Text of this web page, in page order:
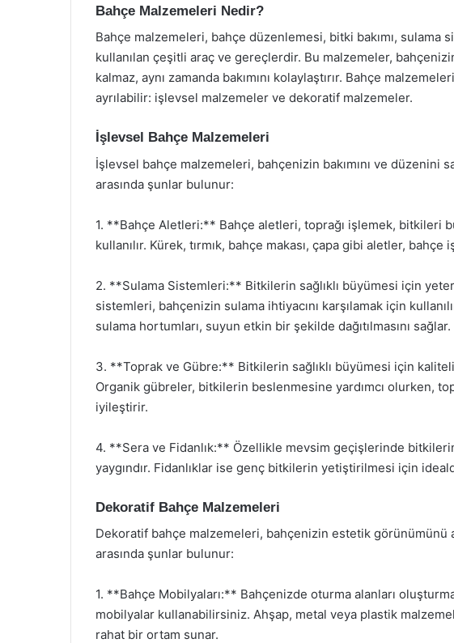
Bahçe Malzemeleri Nedir?
Bahçe malzemeleri, bahçe düzenlemesi, bitki bakımı, sulama
kullanılan çeşitli araç ve gereçlerdir. Bu malzemeler,
kalmaz, aynı zamanda bakımını kolaylaştırır. Bahçe
ayrılabilir: işlevsel malzemeler ve dekoratif malzemeler.
İşlevsel Bahçe Malzemeleri
İşlevsel bahçe malzemeleri, bahçenizin bakımını ve düzenini
arasında şunlar bulunur:
1. **Bahçe Aletleri:** Bahçe aletleri, toprağı işlemek, bitkileri
kullanılır. Kürek, tırmık, bahçe makası, çapa gibi aletler, bahçe
2. **Sulama Sistemleri:** Bitkilerin sağlıklı büyümesi için
sistemleri, bahçenizin sulama ihtiyacını karşılamak için
sulama hortumları, suyun etkin bir şekilde dağıtılmasını sağlar.
3. **Toprak ve Gübre:** Bitkilerin sağlıklı büyümesi için
Organik gübreler, bitkilerin beslenmesine yardımcı olurken,
iyileştirir.
4. **Sera ve Fidanlık:** Özellikle mevsim geçişlerinde
yaygındır. Fidanlıklar ise genç bitkilerin yetiştirilmesi için
Dekoratif Bahçe Malzemeleri
Dekoratif bahçe malzemeleri, bahçenizin estetik görünümünü
arasında şunlar bulunur:
1. **Bahçe Mobilyaları:** Bahçenizde oturma alanları
mobilyalar kullanabilirsiniz. Ahşap, metal veya plastik
rahat bir ortam sunar.